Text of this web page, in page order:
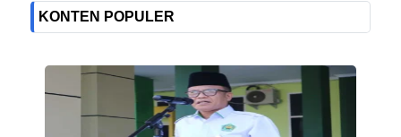
KONTEN POPULER